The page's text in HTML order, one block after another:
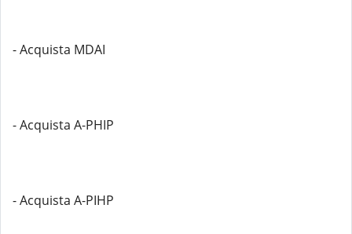
- Acquista MDAI
- Acquista A-PHIP
- Acquista A-PIHP